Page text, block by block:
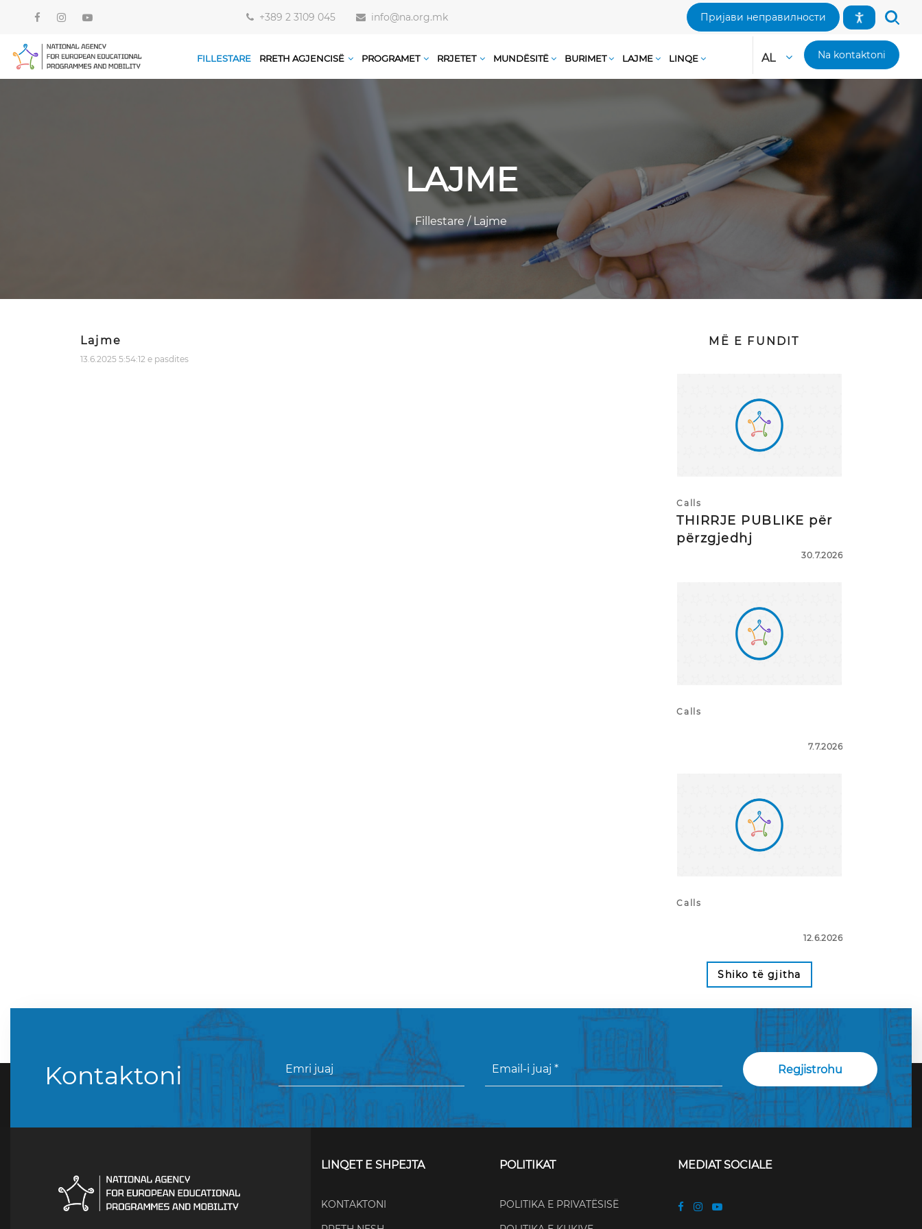
+389 2 3109 045 info@na.org.mk Пријави неправилности
FILLESTARE RRETH AGJENCISË PROGRAMET RRJETET MUNDËSITË BURIMET LAJME LINQE AL Na kontaktoni
LAJME
Fillestare/Lajme
Lajme
13.6.2025 5:54:12 e pasdites
MË E FUNDIT
Calls
THIRRJE PUBLIKE për
përzgjedhj
30.7.2026
Calls
7.7.2026
Calls
12.6.2026
Shiko të gjitha
Kontaktoni
LINQET E SHPEJTA
KONTAKTONI
POLITIKAT
POLITIKA E PRIVATËSISË
MEDIAT SOCIALE